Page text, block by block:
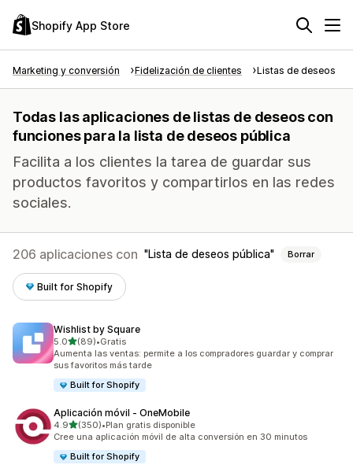
Shopify App Store
Marketing y conversión Fidelización de clientes Listas de deseos
Todas las aplicaciones de listas de deseos con
funciones para la lista de deseos pública
Facilita a los clientes la tarea de guardar sus
productos favoritos y compartirlos en las redes
sociales.
206 aplicaciones con Lista de deseos pública Borrar
Built for Shopify
Wishlist by Square
5.0de 5 estrellas
(89)
89 reseñas en total
•Gratis
Aumenta las ventas: permite a los compradores guardar y comprar
sus favoritos más tarde
Built for Shopify
Aplicación móvil ‑ OneMobile
4.9de 5 estrellas
(350)
350 reseñas en total
•Plan gratis disponible
Cree una aplicación móvil de alta conversión en 30 minutos
Built for Shopify